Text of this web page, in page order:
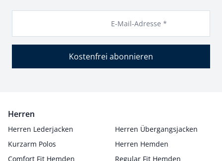
E-Mail-Adresse *
Kostenfrei abonnieren
Herren
Herren Lederjacken
Herren Übergangsjacken
Kurzarm Polos
Herren Hemden
Comfort Fit Hemden
Regular Fit Hemden